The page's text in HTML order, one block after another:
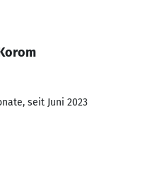
seit Juni 2023